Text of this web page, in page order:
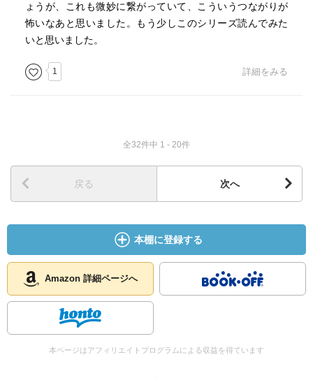
ょうが、これも微妙に繋がっていて、こういうつながりが
怖いなあと思いました。もう少しこのシリーズ読んでみた
いと思いました。
1 詳細をみる
全32件中 1 - 20件
戻る 次へ
本棚に登録する
Amazon 詳細ページへ
本ページはアフィリエイトプログラムによる収益を得ています